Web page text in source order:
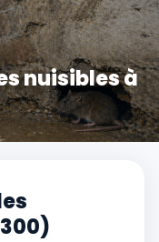
nuisibles à